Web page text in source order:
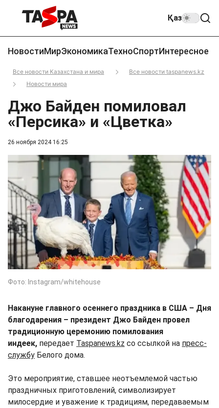
Қаз
НовостиМирЭкономикаТехноСпортИнтересное
Все новости Казахстана и мира
Все новости taspanews.kz
Новости мира
26 ноября 2024 16:25
Джо Байден помиловал
«Персика» и «Цветка»
Фото: Instagram/whitehouse
Накануне главного осеннего праздника в США – Дня
благодарения – президент Джо Байден провел
традиционную церемонию помилования
индеек, передает Taspanews.kz со ссылкой на пресс-
службу Белого дома.
Это мероприятие, ставшее неотъемлемой частью
праздничных приготовлений, символизирует
милосердие и уважение к традициям, передаваемым